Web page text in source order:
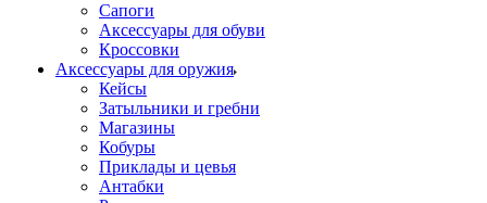
Сапоги
Аксессуары для обуви
Кроссовки
Аксессуары для оружия
Кейсы
Затыльники и гребни
Магазины
Кобуры
Приклады и цевья
Антабки